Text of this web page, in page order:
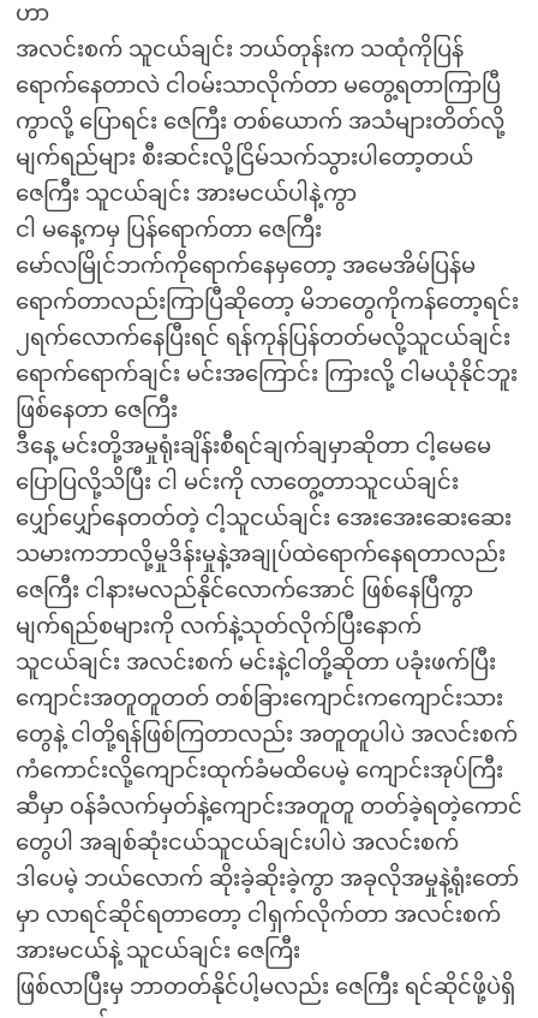
ဟာ
အလင်းစက် သူငယ်ချင်း ဘယ်တုန်းက သထုံကိုပြန်
ရောက်နေတာလဲ ငါဝမ်းသာလိုက်တာ မတွေ့ရတာကြာပြီ
ကွာလို့ ပြောရင်း ဇေကြီး တစ်ယောက် အသံများတိတ်လို့
မျက်ရည်များ စီးဆင်းလို့ငြိမ်သက်သွားပါတော့တယ်
ဇေကြီး သူငယ်ချင်း အားမငယ်ပါနဲ့ကွာ
ငါ မနေ့ကမှ ပြန်ရောက်တာ ဇေကြီး
မော်လမြိုင်ဘက်ကိုရောက်နေမှတော့ အမေအိမ်ပြန်မ
ရောက်တာလည်းကြာပြီဆိုတော့ မိဘတွေကိုကန်တော့ရင်း
၂ရက်လောက်နေပြီးရင် ရန်ကုန်ပြန်တတ်မလို့သူငယ်ချင်း
ရောက်ရောက်ချင်း မင်းအကြောင်း ကြားလို့ ငါမယုံနိုင်ဘူး
ဖြစ်နေတာ ဇေကြီး
ဒီနေ့ မင်းတို့အမှုရုံးချိန်းစီရင်ချက်ချမှာဆိုတာ ငါ့မေမေ
ပြောပြလို့သိပြီး ငါ မင်းကို လာတွေ့တာသူငယ်ချင်း
ပျှော်ပျှော်နေတတ်တဲ့ ငါ့သူငယ်ချင်း အေးအေးဆေးဆေး
သမားကဘာလို့မှုဒိန်းမှုနဲ့အချုပ်ထဲရောက်နေရတာလည်း
ဇေကြီး ငါနားမလည်နိုင်လောက်အောင် ဖြစ်နေပြီကွာ
မျက်ရည်စများကို လက်နဲ့သုတ်လိုက်ပြီးနောက်
သူငယ်ချင်း အလင်းစက် မင်းနဲ့ငါတို့ဆိုတာ ပခုံးဖက်ပြီး
ကျောင်းအတူတူတတ် တစ်ခြားကျောင်းကကျောင်းသား
တွေနဲ့ ငါတို့ရန်ဖြစ်ကြတာလည်း အတူတူပါပဲ အလင်းစက်
ကံကောင်းလို့ကျောင်းထုက်ခံမထိပေမဲ့ ကျောင်းအုပ်ကြီး
ဆီမှာ ဝန်ခံလက်မှတ်နဲ့ကျောင်းအတူတူ တတ်ခဲ့ရတဲ့ကောင်
တွေပါ အချစ်ဆုံးငယ်သူငယ်ချင်းပါပဲ အလင်းစက်
ဒါပေမဲ့ ဘယ်လောက် ဆိုးခဲ့ဆိုးခဲ့ကွာ အခုလိုအမှုနဲ့ရုံးတော်
မှာ လာရင်ဆိုင်ရတာတော့ ငါရှက်လိုက်တာ အလင်းစက်
အားမငယ်နဲ့ သူငယ်ချင်း ဇေကြီး
ဖြစ်လာပြီးမှ ဘာတတ်နိုင်ပါ့မလည်း ဇေကြီး ရင်ဆိုင်ဖို့ပဲရှိ